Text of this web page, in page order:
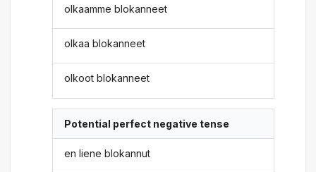
olkaamme blokanneet
olkaa blokanneet
olkoot blokanneet
Potential perfect negative tense
en liene blokannut